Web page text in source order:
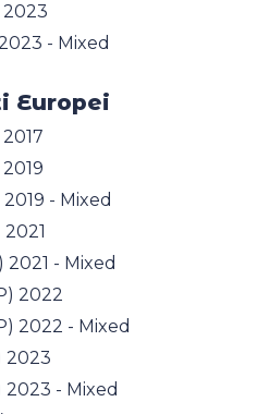
2023
- Mixed
Europei
- Mixed
2021
2021 - Mixed
2022
2022 - Mixed
2023
2023 - Mixed